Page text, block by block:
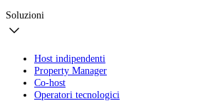
Soluzioni
Host indipendenti
Property Manager
Co-host
Operatori tecnologici